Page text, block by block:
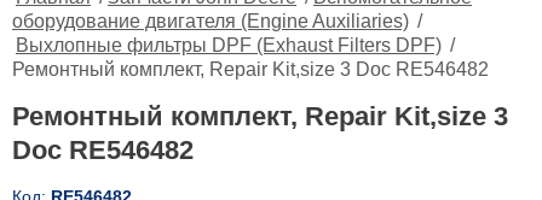
оборудование двигателя (Engine Auxiliaries) /
Выхлопные фильтры DPF (Exhaust Filters DPF) /
Ремонтный комплект, Repair Kit,size 3 Doc RE546482
Ремонтный комплект, Repair Kit,size 3
Doc RE546482